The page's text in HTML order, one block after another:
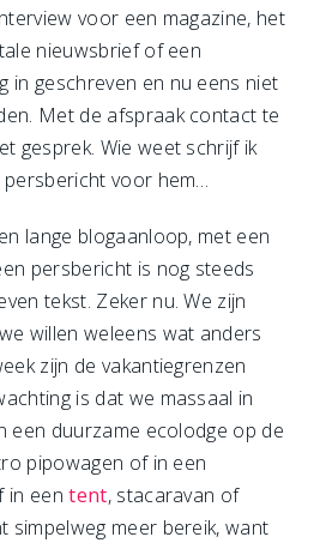
voor een magazine, het
nieuwsbrief of een
in geschreven en nu eens niet
Met de afspraak contact te
gesprek. Wie weet schrijf ik
voor hem…
lange blogaanloop, met een
persbericht is nog steeds
tekst. Zeker nu. We zijn
willen weleens wat anders
zijn de vakantiegrenzen
is dat we massaal in
een duurzame ecolodge op de
pipowagen of in een
in eentent, stacaravan of
simpelweg meer bereik, want